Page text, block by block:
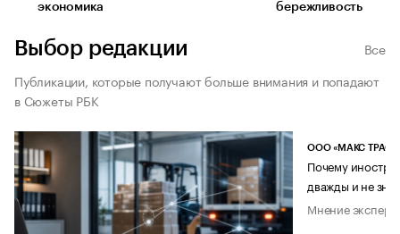
экономика
бережливость
Выбор редакции
Все
Публикации, которые получают больше внимания и попадают
в Сюжеты РБК
ООО «МАКС ТРАСТ»
Почему
дважды и не
Мнение